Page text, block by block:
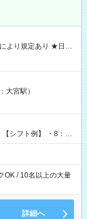
GET♪ お仕事後はコ
】試
大宮駅）
OK / 10名以上の大量
詳細へ